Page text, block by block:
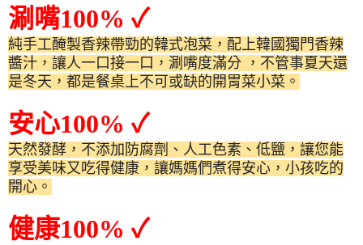
涮嘴100% ✓
純手工醃製香辣帶勁的韓式泡菜，配上韓國獨門香辣
醬汁，讓人一口接一口，涮嘴度滿分 ，不管事夏天還
是冬天，都是餐桌上不可或缺的開胃菜小菜。
安心100% ✓
天然發酵，不添加防腐劑、人工色素、低鹽，讓您能
享受美味又吃得健康，讓媽媽們煮得安心，小孩吃的
開心。
健康100% ✓